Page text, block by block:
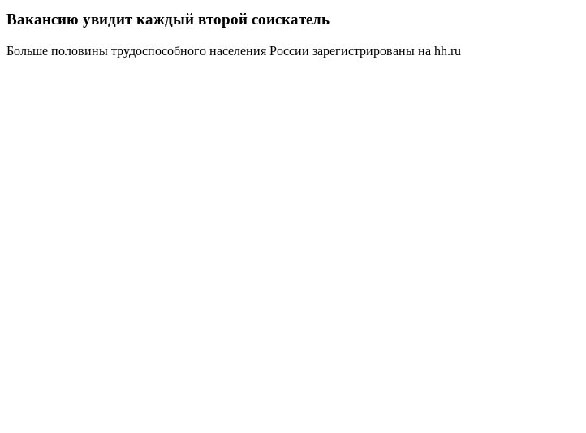
Вакансию увидит каждый второй соискатель
Больше половины трудоспособного населения России зарегистрированы на hh.ru